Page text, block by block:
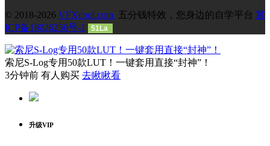
© 2018-2026 VFXcool.com 五分钱特效，您身边的自学平台 冀
ICP备18026256号-1
51La
索尼S-Log专用50款LUT！一键套用直接“封神”！
3分钟前 有人购买 去瞅瞅看
升级VIP